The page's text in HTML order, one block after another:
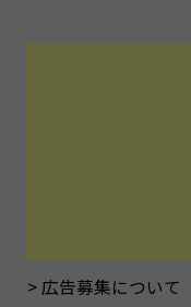
広告募集について